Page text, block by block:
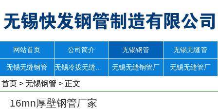
网站首页 公司简介 无锡钢管 无锡无缝管
无锡无缝钢管 无锡无缝钢管厂 无锡无缝管厂
首页 > 无锡钢管 > 正文
16mn厚壁钢管厂家